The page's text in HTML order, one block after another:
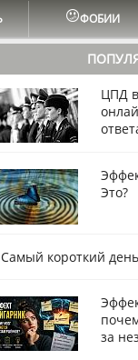
ФОБИИ
ЦПД
Это?
Самый короткий
за